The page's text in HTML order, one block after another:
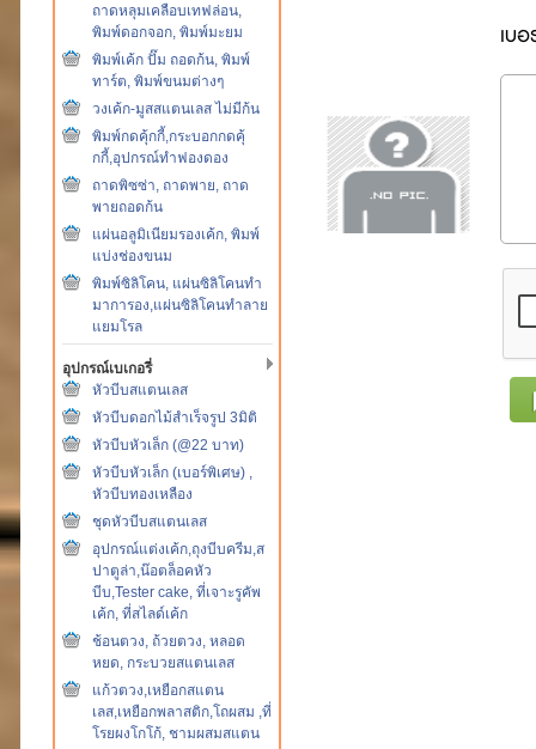
ถาดหลุมเคลือบเทฟล่อน,
พิมพ์ดอกจอก, พิมพ์มะยม
พิมพ์เค้ก ปั๊ม ถอดก้น, พิมพ์
ทาร์ต, พิมพ์ขนมต่างๆ
วงเค้ก-มูสสแตนเลส ไม่มีก้น
พิมพ์กดคุ้กกี้,กระบอกกดคุ้
กกี้,อุปกรณ์ทำฟองดอง
ถาดพิซซ่า, ถาดพาย, ถาด
พายถอดก้น
แผ่นอลูมิเนียมรองเค้ก, พิมพ์
แบ่งช่องขนม
พิมพ์ซิลิโคน, แผ่นซิลิโคนทำ
มาการอง,แผ่นซิลิโคนทำลาย
แยมโรล
อุปกรณ์เบเกอรี่
หัวบีบสแตนเลส
หัวบีบดอกไม้สำเร็จรูป 3มิติ
หัวบีบหัวเล็ก (@22 บาท)
หัวบีบหัวเล็ก (เบอร์พิเศษ) ,
หัวบีบทองเหลือง
ชุดหัวบีบสแตนเลส
อุปกรณ์แต่งเค้ก,ถุงบีบครีม,ส
ปาตูล่า,น๊อตล็อคหัว
บีบ,Tester cake, ที่เจาะรูคัพ
เค้ก, ที่สไลด์เค้ก
ช้อนตวง, ถ้วยตวง, หลอด
หยด, กระบวยสแตนเลส
แก้วตวง,เหยือกสแตน
เลส,เหยือกพลาสติก,โถผสม ,ที่
โรยผงโกโก้, ชามผสมสแตน
เบ